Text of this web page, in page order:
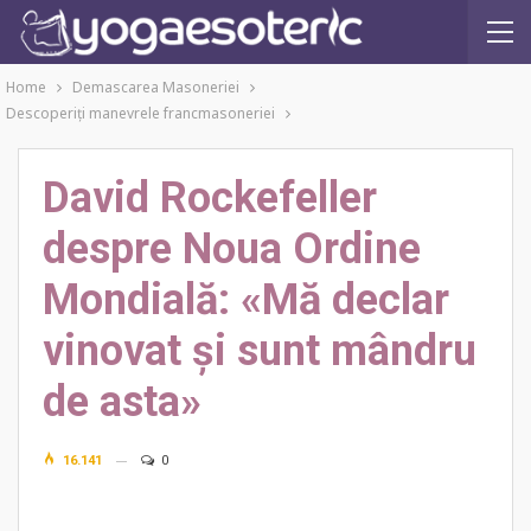
Home
Demascarea Masoneriei
Descoperiţi manevrele francmasoneriei
David Rockefeller
despre Noua Ordine
Mondială: «Mă declar
vinovat și sunt mândru
de asta»
16.141 0